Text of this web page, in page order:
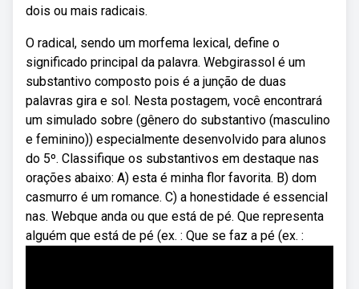
dois ou mais radicais.
O radical, sendo um morfema lexical, define o
significado principal da palavra. Webgirassol é um
substantivo composto pois é a junção de duas
palavras gira e sol. Nesta postagem, você encontrará
um simulado sobre (gênero do substantivo (masculino
e feminino)) especialmente desenvolvido para alunos
do 5º. Classifique os substantivos em destaque nas
orações abaixo: A) esta é minha flor favorita. B) dom
casmurro é um romance. C) a honestidade é essencial
nas. Webque anda ou que está de pé. Que representa
alguém que está de pé (ex. : Que se faz a pé (ex. :